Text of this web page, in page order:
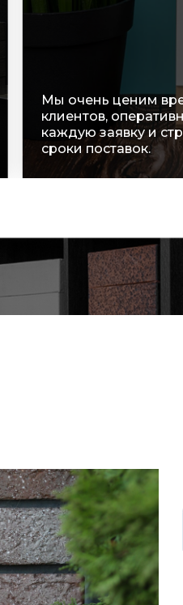
Мы очень ценим
клиентов,
каждую заявку и
сроки поставок.